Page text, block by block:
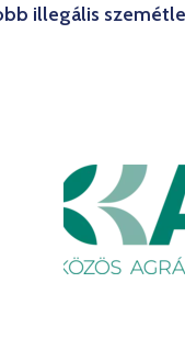
illegális